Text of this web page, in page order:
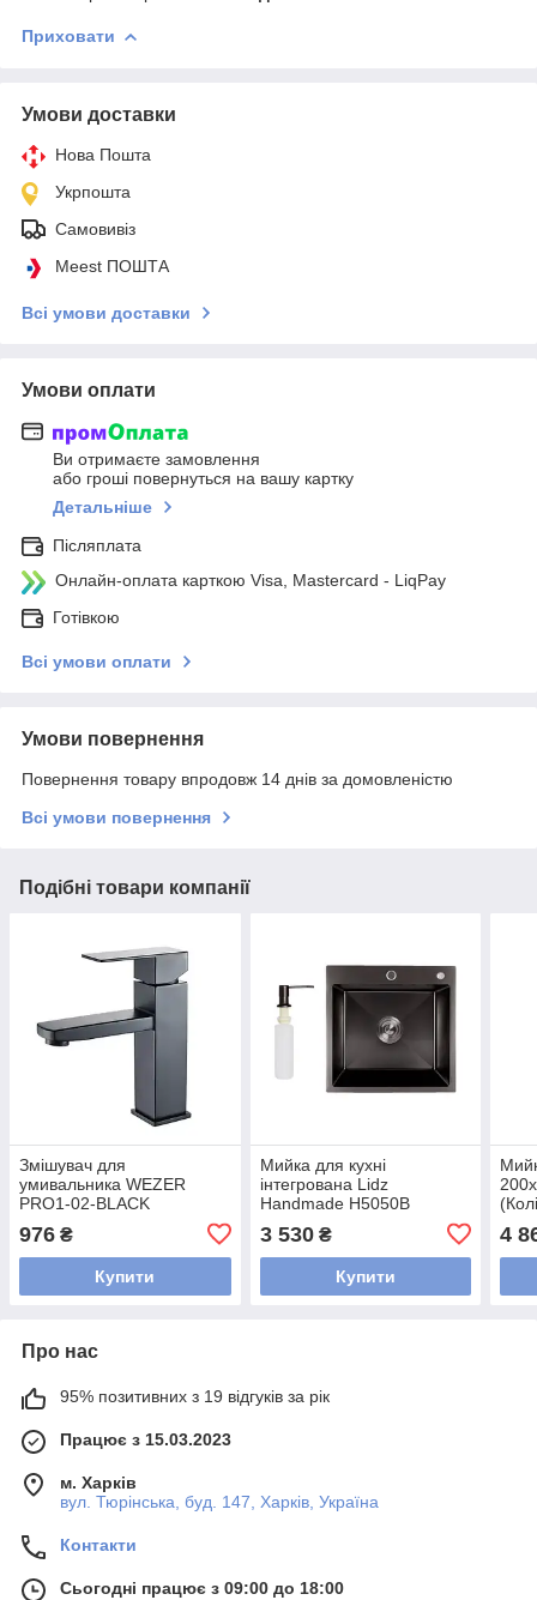
Приховати
Умови доставки
Нова Пошта
Укрпошта
Самовивіз
Meest ПОШТА
Всі умови доставки
Умови оплати
Ви отримаєте замовлення
або гроші повернуться на вашу картку
Детальніше
Післяплата
Онлайн-оплата карткою Visa, Mastercard - LiqPay
Готівкою
Всі умови оплати
Умови повернення
Повернення товару впродовж 14 днів за домовленістю
Всі умови повернення
Подібні товари компанії
Змішувач для
умивальника WEZER
PRO1-02-BLACK
976 ₴
Купити
Мийка для кухні
інтегрована Lidz
Handmade H5050B
Brushed Black PVD 3,0/1,0
мм
3 530₴
Купити
4
Про нас
95% позитивних з 19 відгуків за рік
Працює з 15.03.2023
м. Харків
вул. Тюрінська, буд. 147, Харків, Україна
Контакти
Сьогодні працює з 09:00 до 18:00